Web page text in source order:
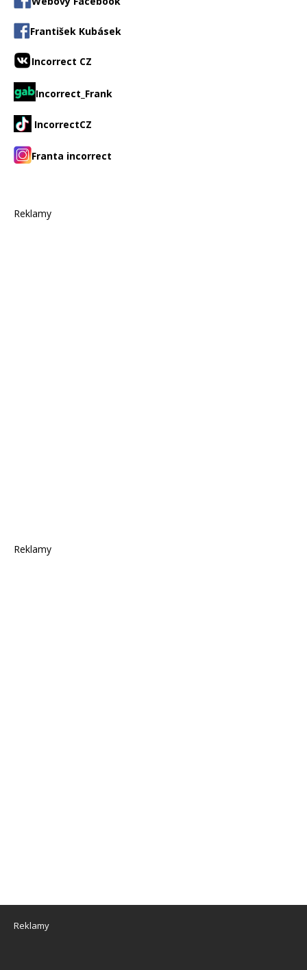
František Kubásek
Incorrect CZ
Incorrect_Frank
IncorrectCZ
Franta incorrect
Reklamy
Reklamy
Reklamy